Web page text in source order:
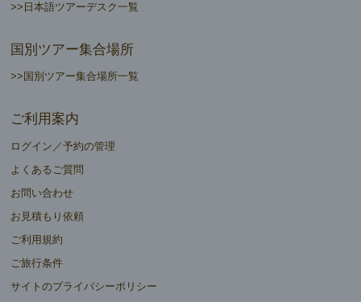
>>日本語ツアーデスク一覧
国別ツアー集合場所
>>国別ツアー集合場所一覧
ご利用案内
ログイン／予約の管理
よくあるご質問
お問い合わせ
お見積もり依頼
ご利用規約
ご旅行条件
サイトのプライバシーポリシー